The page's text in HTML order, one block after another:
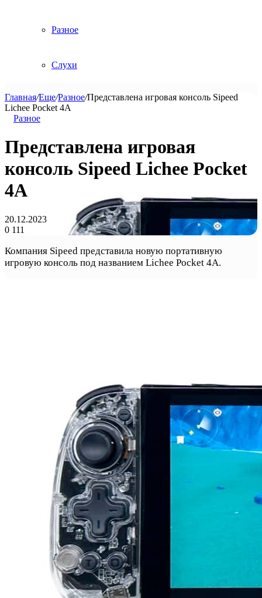
Разное
Слухи
Главная/Еще/Разное/Представлена игровая консоль Sipeed
Lichee Pocket 4A
Разное
Представлена игровая
консоль Sipeed Lichee Pocket
4A
20.12.2023
0 111
Компания Sipeed представила новую портативную
игровую консоль под названием Lichee Pocket 4A.